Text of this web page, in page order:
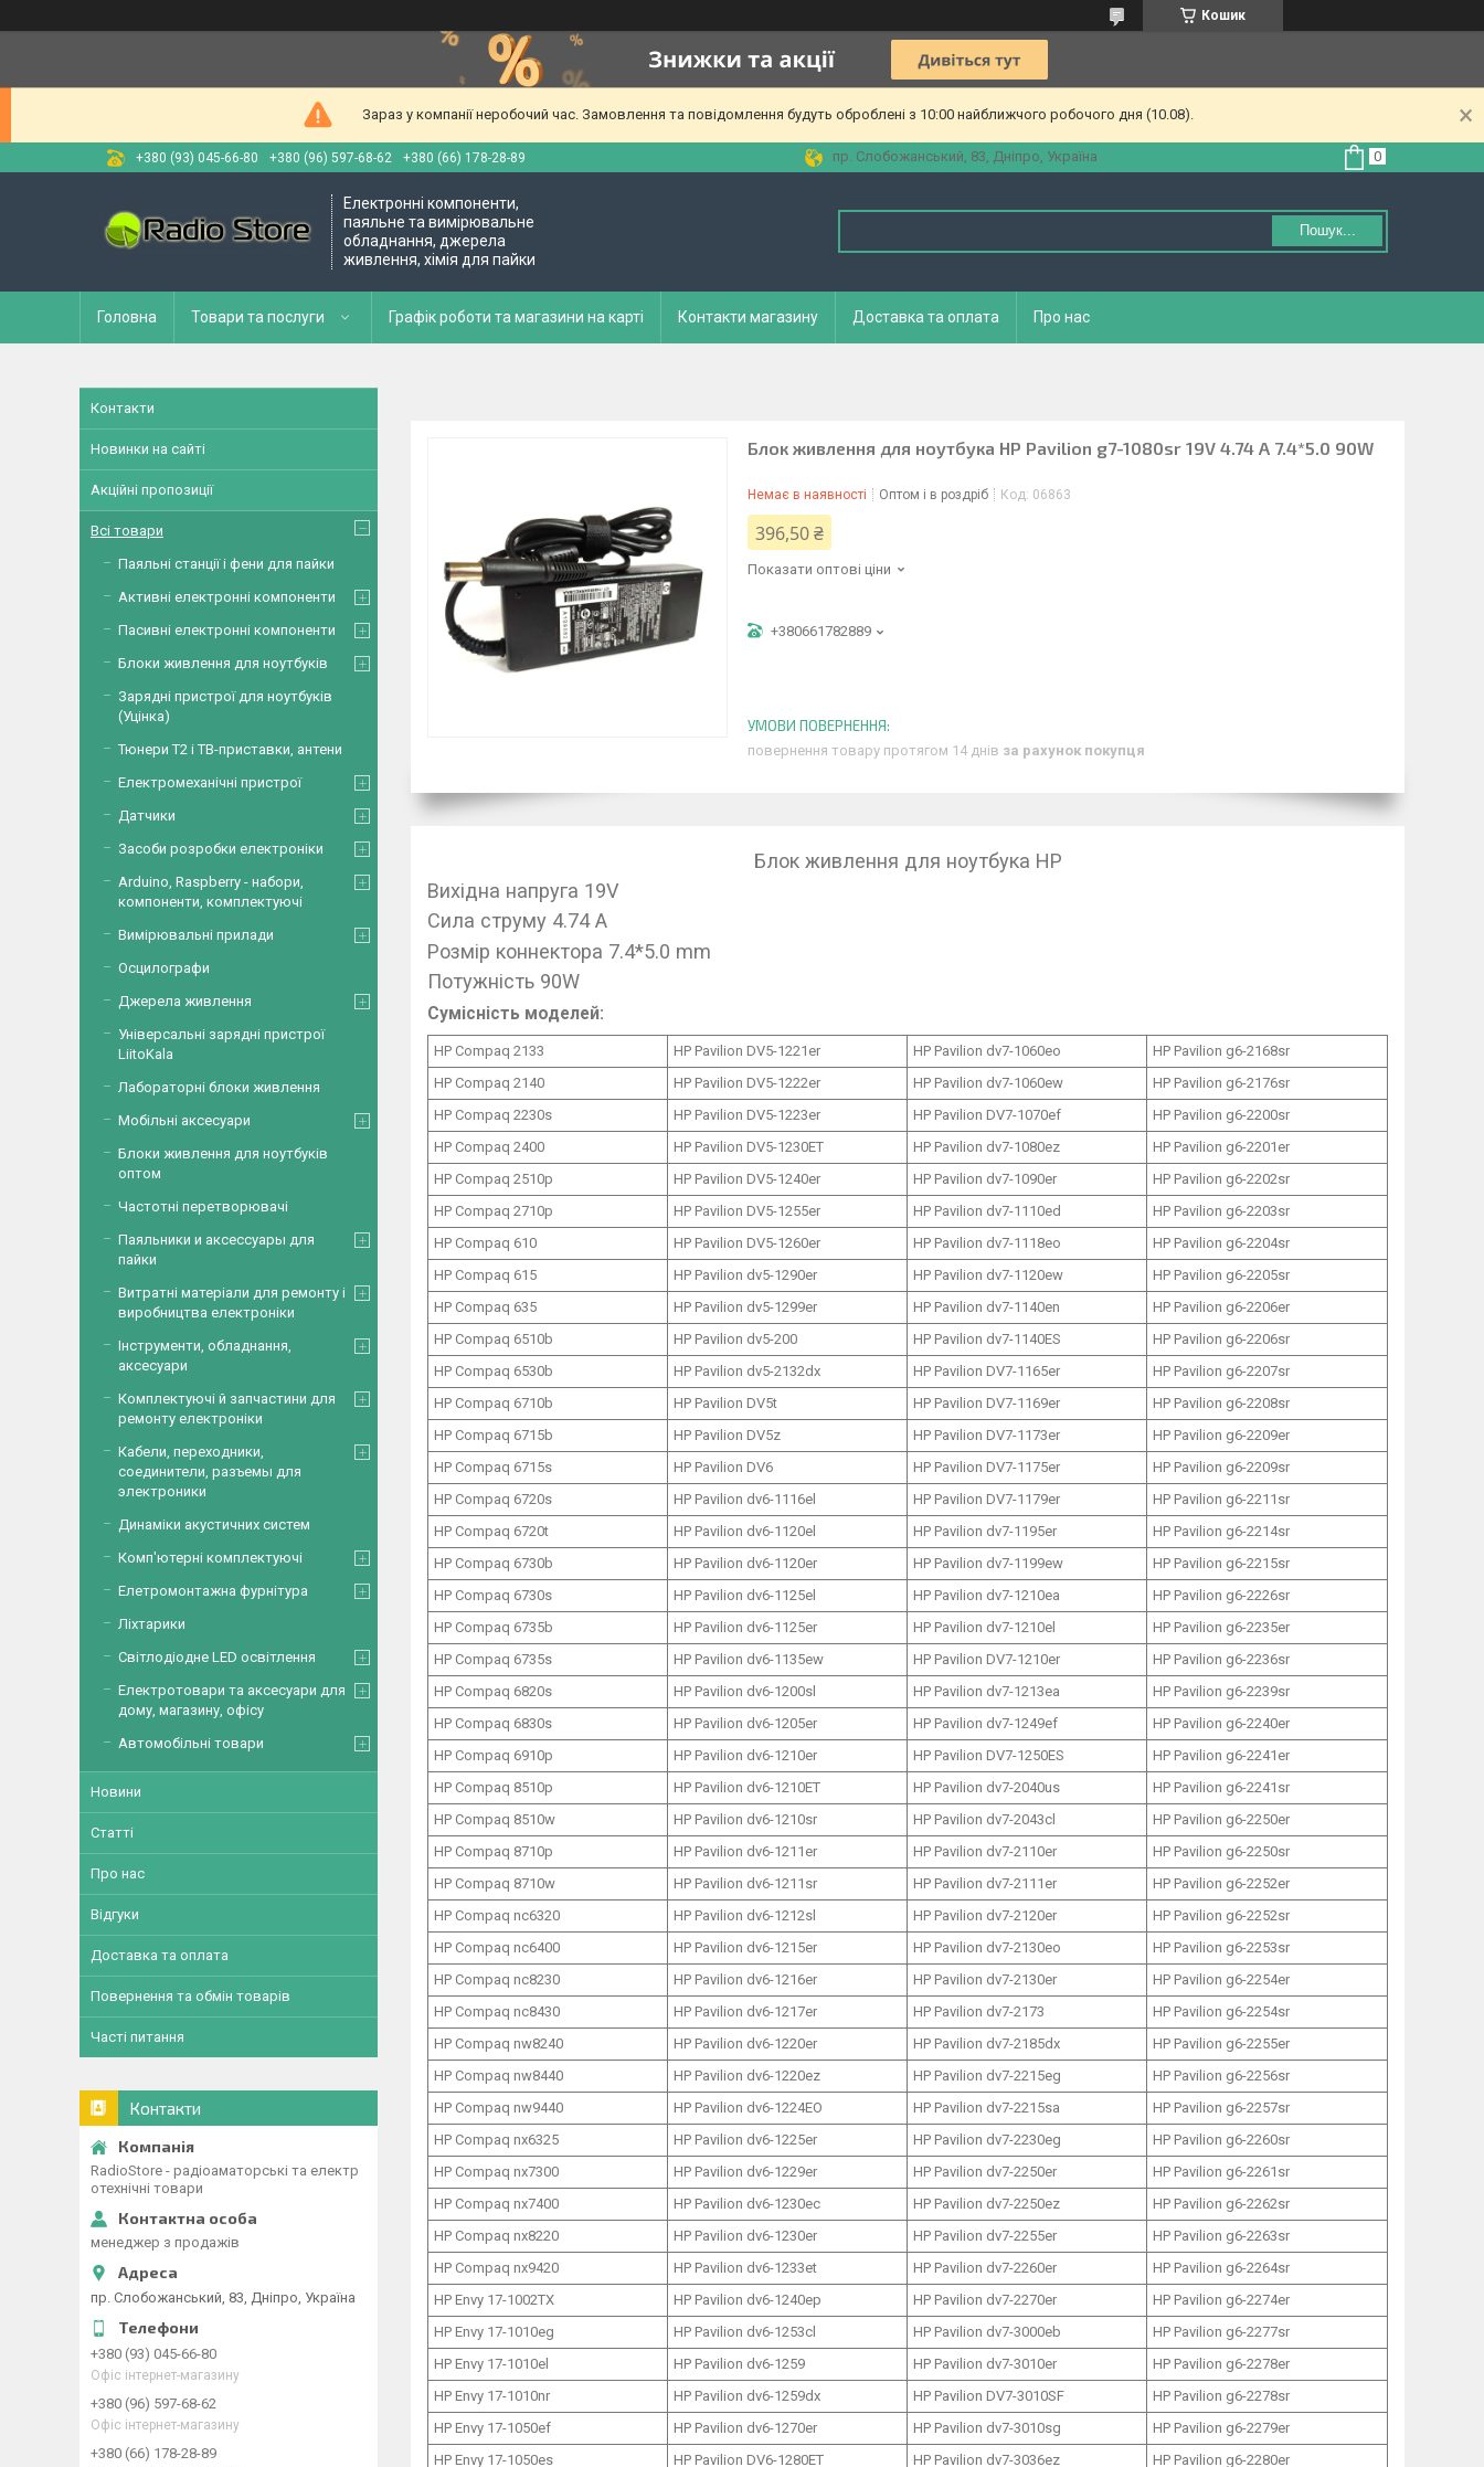
Кошик
Зараз у компанії неробочий час. Замовлення та повідомлення будуть оброблені з 10:00 найближчого робочого дня (10.08).
+380 (93) 045-66-80 +380 (96) 597-68-62 +380 (66) 178-28-89 пр. Слобожанський, 83, Дніпро, Україна
Електронні компоненти,
паяльне та вимірювальне
обладнання, джерела
живлення, хімія для пайки
Пошук...
Головна Товари та послуги Графік роботи та магазини на карті Контакти магазину Доставка та оплата Про нас
Блок живлення для ноутбука HP Pavilion g7-1080sr 19V 4.74 A 7.4*5.0 90W
Немає в наявності Оптом і в роздріб Код: 06863
396,50 ₴
Показати оптові ціни
+380661782889
повернення товару протягом 14 днів за рахунок покупця
Блок живлення для ноутбука HP
Вихідна напруга 19V
Сила струму 4.74 A
Розмір коннектора 7.4*5.0 mm
Потужність 90W
Сумісність моделей:
HP Compaq 2133 HP Pavilion DV5-1221er HP Pavilion dv7-1060eo
HP Pavilion g6-2168sr
HP Compaq 2140
HP Pavilion DV5-1222er HP Pavilion dv7-1060ew
HP Pavilion g6-2176sr
HP Compaq 2230s
HP Pavilion DV5-1223er HP Pavilion DV7-1070ef
HP Pavilion g6-2200sr
HP Compaq 2400
HP Pavilion DV5-1230ET HP Pavilion dv7-1080ez
HP Pavilion g6-2201er
HP Compaq 2510p
HP Pavilion DV5-1240er HP Pavilion dv7-1090er
HP Pavilion g6-2202sr
HP Compaq 2710p
HP Pavilion DV5-1255er HP Pavilion dv7-1110ed
HP Pavilion g6-2203sr
HP Compaq 610
HP Pavilion DV5-1260er HP Pavilion dv7-1118eo
HP Pavilion g6-2204sr
HP Compaq 615
HP Pavilion dv5-1290er HP Pavilion dv7-1120ew
HP Pavilion g6-2205sr
HP Compaq 635
HP Pavilion dv5-1299er HP Pavilion dv7-1140en
HP Pavilion g6-2206er
HP Compaq 6510b
HP Pavilion dv5-200 HP Pavilion dv7-1140ES
HP Pavilion g6-2206sr
HP Compaq 6530b
HP Pavilion dv5-2132dx HP Pavilion DV7-1165er
HP Pavilion g6-2207sr
HP Compaq 6710b
HP Pavilion DV5t HP Pavilion DV7-1169er
HP Pavilion g6-2208sr
HP Compaq 6715b
HP Pavilion DV5z HP Pavilion DV7-1173er
HP Pavilion g6-2209er
HP Compaq 6715s
HP Pavilion DV6 HP Pavilion DV7-1175er
HP Pavilion g6-2209sr
HP Compaq 6720s
HP Pavilion dv6-1116el HP Pavilion DV7-1179er
HP Pavilion g6-2211sr
HP Compaq 6720t
HP Pavilion dv6-1120el HP Pavilion dv7-1195er
HP Pavilion g6-2214sr
HP Compaq 6730b
HP Pavilion dv6-1120er HP Pavilion dv7-1199ew
HP Pavilion g6-2215sr
HP Compaq 6730s
HP Pavilion dv6-1125el HP Pavilion dv7-1210ea
HP Pavilion g6-2226sr
HP Compaq 6735b
HP Pavilion dv6-1125er HP Pavilion dv7-1210el
HP Pavilion g6-2235er
HP Compaq 6735s
HP Pavilion dv6-1135ew HP Pavilion DV7-1210er
HP Pavilion g6-2236sr
HP Compaq 6820s
HP Pavilion dv6-1200sl HP Pavilion dv7-1213ea
HP Pavilion g6-2239sr
HP Compaq 6830s
HP Pavilion dv6-1205er HP Pavilion dv7-1249ef
HP Pavilion g6-2240er
HP Compaq 6910p
HP Pavilion dv6-1210er HP Pavilion DV7-1250ES
HP Pavilion g6-2241er
HP Compaq 8510p
HP Pavilion dv6-1210ET HP Pavilion dv7-2040us
HP Pavilion g6-2241sr
HP Compaq 8510w
HP Pavilion dv6-1210sr HP Pavilion dv7-2043cl
HP Pavilion g6-2250er
HP Compaq 8710p
HP Pavilion dv6-1211er HP Pavilion dv7-2110er
HP Pavilion g6-2250sr
HP Compaq 8710w
HP Pavilion dv6-1211sr HP Pavilion dv7-2111er
HP Pavilion g6-2252er
HP Compaq nc6320
HP Pavilion dv6-1212sl HP Pavilion dv7-2120er
HP Pavilion g6-2252sr
HP Compaq nc6400
HP Pavilion dv6-1215er HP Pavilion dv7-2130eo
HP Pavilion g6-2253sr
HP Compaq nc8230
HP Pavilion dv6-1216er HP Pavilion dv7-2130er
HP Pavilion g6-2254er
HP Compaq nc8430
HP Pavilion dv6-1217er HP Pavilion dv7-2173
HP Pavilion g6-2254sr
HP Compaq nw8240
HP Pavilion dv6-1220er HP Pavilion dv7-2185dx
HP Pavilion g6-2255er
HP Compaq nw8440
HP Pavilion dv6-1220ez HP Pavilion dv7-2215eg
HP Pavilion g6-2256sr
HP Compaq nw9440
HP Pavilion dv6-1224EO HP Pavilion dv7-2215sa
HP Pavilion g6-2257sr
HP Compaq nx6325
HP Pavilion dv6-1225er HP Pavilion dv7-2230eg
HP Pavilion g6-2260sr
HP Compaq nx7300
HP Pavilion dv6-1229er HP Pavilion dv7-2250er
HP Pavilion g6-2261sr
HP Compaq nx7400
HP Pavilion dv6-1230ec HP Pavilion dv7-2250ez
HP Pavilion g6-2262sr
HP Compaq nx8220
HP Pavilion dv6-1230er HP Pavilion dv7-2255er
HP Pavilion g6-2263sr
HP Compaq nx9420
HP Pavilion dv6-1233et HP Pavilion dv7-2260er
HP Pavilion g6-2264sr
HP Envy 17-1002TX
HP Pavilion dv6-1240ep HP Pavilion dv7-2270er
HP Pavilion g6-2274er
HP Envy 17-1010eg
HP Pavilion dv6-1253cl HP Pavilion dv7-3000eb
HP Pavilion g6-2277sr
HP Envy 17-1010el
HP Pavilion dv6-1259 HP Pavilion dv7-3010er
HP Pavilion g6-2278er
HP Envy 17-1010nr
HP Pavilion dv6-1259dx HP Pavilion DV7-3010SF
HP Pavilion g6-2278sr
HP Envy 17-1050ef
HP Pavilion dv6-1270er HP Pavilion dv7-3010sg
HP Pavilion g6-2279er
HP Envy 17-1050es
HP Pavilion DV6-1280ET HP Pavilion dv7-3036ez
HP Pavilion g6-2280er
Контакти
Новинки на сайті
Акційні пропозиції
Всі товари
Паяльні станції і фени для пайки
Активні електронні компоненти
Пасивні електронні компоненти
Блоки живлення для ноутбуків
Зарядні пристрої для ноутбуків
(Уцінка)
Тюнери Т2 і ТВ-приставки, антени
Електромеханічні пристрої
Датчики
Засоби розробки електроніки
Arduino, Raspberry - набори,
компоненти, комплектуючі
Вимірювальні прилади
Осцилографи
Джерела живлення
Універсальні зарядні пристрої
LiitoKala
Лабораторні блоки живлення
Мобільні аксесуари
Блоки живлення для ноутбуків
оптом
Частотні перетворювачі
Паяльники и аксессуары для
пайки
Витратні матеріали для ремонту і
виробництва електроніки
Інструменти, обладнання,
аксесуари
Комплектуючі й запчастини для
ремонту електроніки
Кабели, переходники,
соединители, разъемы для
электроники
Динаміки акустичних систем
Комп'ютерні комплектуючі
Елетромонтажна фурнітура
Ліхтарики
Світлодіодне LED освітлення
Електротовари та аксесуари для
дому, магазину, офісу
Автомобільні товари
Новини
Статті
Про нас
Відгуки
Доставка та оплата
Повернення та обмін товарів
Часті питання
Контакти
RadioStore - радіоаматорські та електр
отехнічні товари
менеджер з продажів
пр. Слобожанський, 83, Дніпро, Україна
+380 (93) 045-66-80
Офіс інтернет-магазину
+380 (96) 597-68-62
Офіс інтернет-магазину
+380 (66) 178-28-89